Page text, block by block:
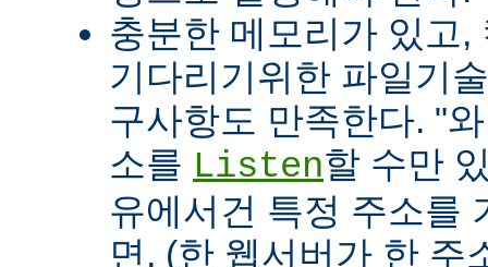
충분한 메모리가 있고,
기다리기위한 파일기
구사항도 만족한다. "
소를 Listen할 수만
유에서건 특정 주소를
면, (한 웹서버가 한 주